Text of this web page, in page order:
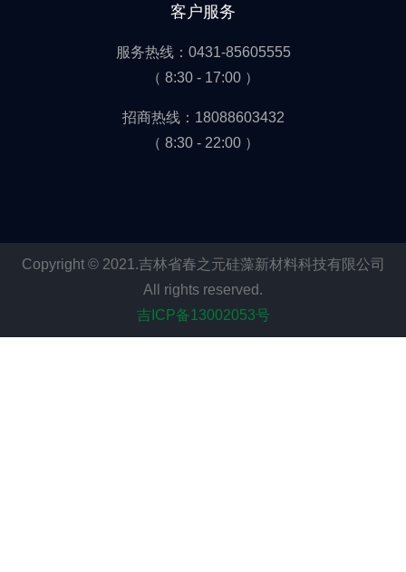
客户服务
服务热线：0431-85605555
（ 8:30 - 17:00 ）
招商热线：18088603432
（ 8:30 - 22:00 ）
Copyright © 2021.吉林省春之元硅藻新材料科技有限公司
All rights reserved.
吉ICP备13002053号